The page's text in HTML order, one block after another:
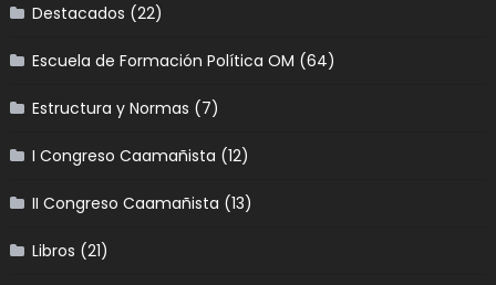
Destacados (22)
Escuela de Formación Política OM (64)
Estructura y Normas (7)
I Congreso Caamañista (12)
II Congreso Caamañista (13)
Libros (21)